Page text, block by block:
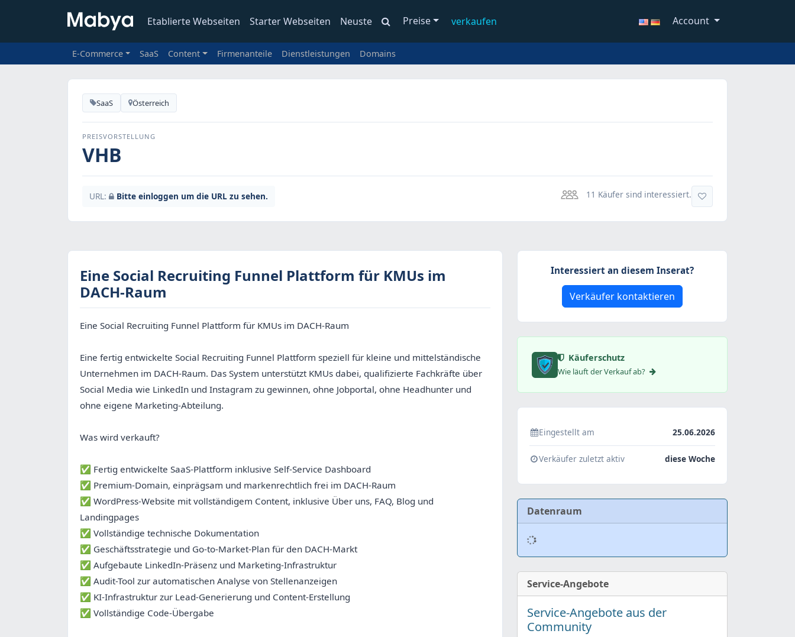
Etablierte Webseiten Starter Webseiten Neuste Preise verkaufen Account
E-Commerce SaaS Content Firmenanteile Dienstleistungen Domains
SaaS Österreich
PREISVORSTELLUNG
VHB
URL: Bitte einloggen um die URL zu sehen. 11 Käufer sind interessiert.
Eine Social Recruiting Funnel Plattform für KMUs im
DACH-Raum
Eine Social Recruiting Funnel Plattform für KMUs im DACH-Raum
Eine fertig entwickelte Social Recruiting Funnel Plattform speziell für kleine und mittelständische
Unternehmen im DACH-Raum. Das System unterstützt KMUs dabei, qualifizierte Fachkräfte über
Social Media wie LinkedIn und Instagram zu gewinnen, ohne Jobportal, ohne Headhunter und
ohne eigene Marketing-Abteilung.
Was wird verkauft?
✅ Fertig entwickelte SaaS-Plattform inklusive Self-Service Dashboard
✅ Premium-Domain, einprägsam und markenrechtlich frei im DACH-Raum
✅ WordPress-Website mit vollständigem Content, inklusive Über uns, FAQ, Blog und
Landingpages
✅ Vollständige technische Dokumentation
✅ Geschäftsstrategie und Go-to-Market-Plan für den DACH-Markt
✅ Aufgebaute LinkedIn-Präsenz und Marketing-Infrastruktur
✅ Audit-Tool zur automatischen Analyse von Stellenanzeigen
✅ KI-Infrastruktur zur Lead-Generierung und Content-Erstellung
✅ Vollständige Code-Übergabe
Interessiert an diesem Inserat?
Verkäufer kontaktieren
Käuferschutz
Wie läuft der Verkauf ab?
Eingestellt am 25.06.2026
Verkäufer zuletzt aktiv diese Woche
Datenraum
Service-Angebote
Service-Angebote aus der
Community